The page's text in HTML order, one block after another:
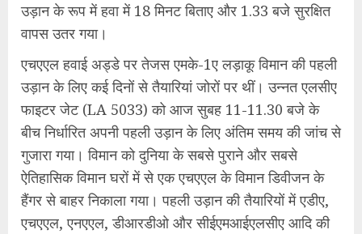
उड़ान के रूप में हवा में 18 मिनट बिताए और 1.33 बजे सुरक्षित
वापस उतर गया।
एचएएल हवाई अड्डे पर तेजस एमके-1ए लड़ाकू विमान की पहली
उड़ान के लिए कई दिनों से तैयारियां जोरों पर थीं। उन्नत एलसीए
फाइटर जेट (LA 5033) को आज सुबह 11-11.30 बजे के
बीच निर्धारित अपनी पहली उड़ान के लिए अंतिम समय की जांच से
गुजारा गया। विमान को दुनिया के सबसे पुराने और सबसे
ऐतिहासिक विमान घरों में से एक एचएएल के विमान डिवीजन के
हैंगर से बाहर निकाला गया। पहली उड़ान की तैयारियों में एडीए,
एचएएल, एनएएल, डीआरडीओ और सीईएमआईएलसीए आदि की